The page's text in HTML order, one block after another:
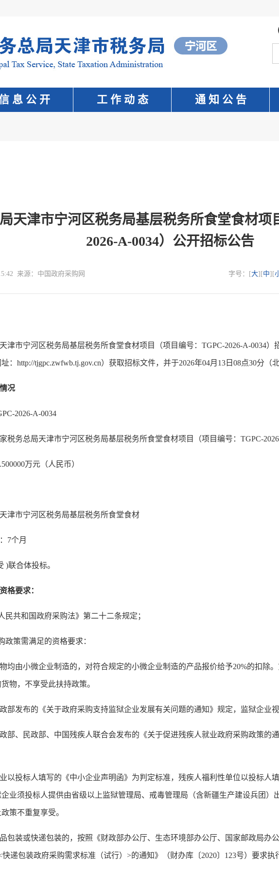
息 公 开 工 作 动 态 通 知 公 告
天津市宁河区税务局基层税务所食堂食材项
2026-A-0034）公开招标公告
来源：中国政府采购网 字号：[大][中][
市宁河区税务局基层税务所食堂食材项目（项目编号：TGPC-2026-A-0034）
：http://tjgpc.zwfwb.tj.gov.cn）获取招标文件，并于2026年04月13日08点30分（
况
2026-A-0034
务总局天津市宁河区税务局基层税务所食堂食材项目（项目编号：TGPC-2026-
万元（人民币）
市宁河区税务局基层税务所食堂食材
7个月
合体投标。
格要求：
共和国政府采购法》第二十二条规定；
策需满足的资格要求：
由小微企业制造的，对符合规定的小微企业制造的产品报价给予20%的扣除
物，不享受此扶持政策。
发布的《关于政府采购支持监狱企业发展有关问题的通知》规定，监狱企业视
、民政部、中国残疾人联合会发布的《关于促进残疾人就业政府采购政策的
投标人填写的《中小企业声明函》为判定标准，残疾人福利性单位以投标人填
业须投标人提供由省级以上监狱管理局、戒毒管理局（含新疆生产建设兵团）
策不重复享受。
装或快递包装的，按照《财政部办公厅、生态环境部办公厅、国家邮政局办
递包装政府采购需求标准（试行）>的通知》（财办库〔2020〕123号）要求执